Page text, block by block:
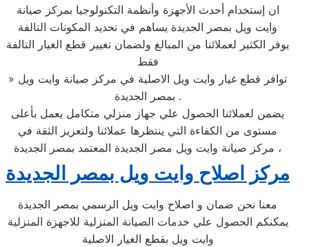
ان إستخدام أحدث الأجهزة وأنظمة التكنولوجيا بمركز صيانة
وايت ويل بمصر الجديدة يساهم في تحديد المكونات التالفة
يوفر الكثير لعملائنا من المبالغ ولضمان تغيير قطع الغيار التالفة
فقط
» توافر قطع غيار وايت ويل الاصلية في مركز صيانة وايت ويل
بمصر الجديدة .
يضمن لعملائنا الحصول علي جهاز منزلي متكامل يعمل بأعلى
مستوى من الكفاءة التي ينتظرها عملائنا ولتعزيز الثقة في
مركز صيانة وايت ويل مصر الجديدة المعتمد بمصر الجديدة ،
مركز اصلاح وايت ويل بمصر الجديدة
معنا نحن ضمان و اصلاح وايت ويل الرسمي بمصر الجديدة
يمكنكم الحصول علي خدمات الصيانة المنزلية للاجهزة المنزلية
وايت ويل بقطع الغيار الاصلية